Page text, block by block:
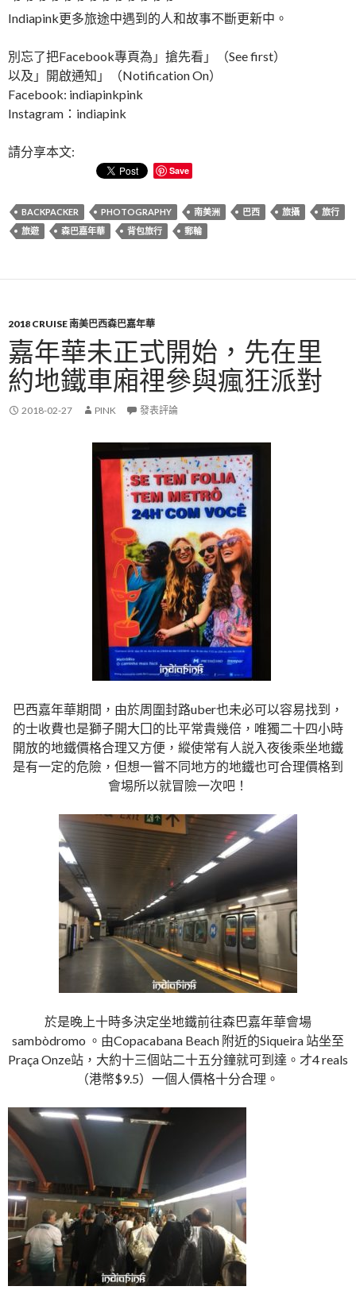
Indiapink更多旅途中遇到的人和故事不斷更新中。
別忘了把Facebook專頁為」搶先看」（See first）
以及」開啟通知」（Notification On）
Facebook: indiapinkpink
Instagram：indiapink
請分享本文:
Save
BACKPACKER PHOTOGRAPHY 南美洲 巴西 旅攝
旅行
旅遊
森巴嘉年華 背包旅行 郵輪
2018 CRUISE 南美巴西森巴嘉年華
嘉年華未正式開始，先在里
約地鐵車廂𥚃參與瘋狂派對
2018-02-27 PINK 發表評論
巴西嘉年華期間，由於周圍封路uber也未必可以容易找到，
的士收費也是獅子開大囗的比平常貴幾倍，唯獨二十四小時
開放的地鐵價格合理又方便，縱使常有人説入夜後乘坐地鐵
是有一定的危險，但想一嘗不同地方的地鐵也可合理價格到
會埸所以就冒險一次吧！
於是晚上十時多決定坐地鐵前往森巴嘉年華會場
sambòdromo 。由Copacabana Beach 附近的Siqueira 站坐至
Praça Onze站，大約十三個站二十五分鐘就可到達。才4 reals
（港幣$9.5）一個人價格十分合理。